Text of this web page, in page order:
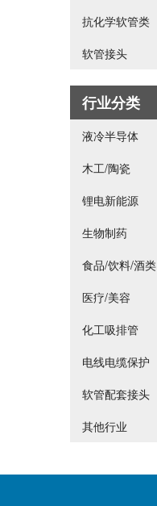
抗化学软管类
软管接头
行业分类
液冷半导体
木工/陶瓷
锂电新能源
生物制药
食品/饮料/酒类
医疗/美容
化工吸排管
电线电缆保护
软管配套接头
其他行业